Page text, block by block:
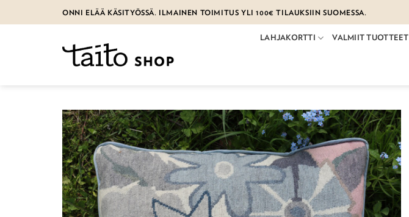
to
ONNI ELÄÄ KÄSITYÖSSÄ. ILMAINEN TOIMITUS YLI 100€ TILAUKSIIN SUOMESSA.
LAHJAKORTTI VALMIIT TUOTTEET